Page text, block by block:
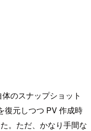
のスナップショット
復元しつつ PV 作成時
。ただ、かなり手間な